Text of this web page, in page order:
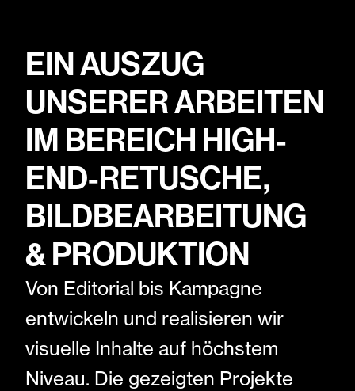
IM BEREICH HIGH-END-RETUSCHE,
BILDBEARBEITUNG &
PRODUKTION
LAYOUT, ADAPTION & UMSETZUNG
VON HANDELSKAMPAGNEN
GANZHEITLICHE MARKEN-&
PRODUKTENTWICKLUNG
OUT OF HOME
DIGITALES PORTFOLIO: UX/UI
DESIGN, WEBENTWICKLUNG UND
MEHR
KUNDEN
INSIGHTS
JOBS
KONTAKT
EIN AUSZUG
UNSERER ARBEITEN
IM BEREICH HIGH-
END-RETUSCHE,
BILDBEARBEITUNG
& PRODUKTION
Von Editorial bis Kampagne
entwickeln und realisieren wir
visuelle Inhalte auf höchstem
Niveau. Die gezeigten Projekte